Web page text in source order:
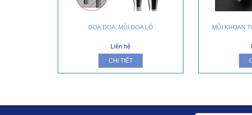
DOA DOA, MŨI DOA LỖ
Liên hệ
CHI TIẾT
MŨI KHOAN